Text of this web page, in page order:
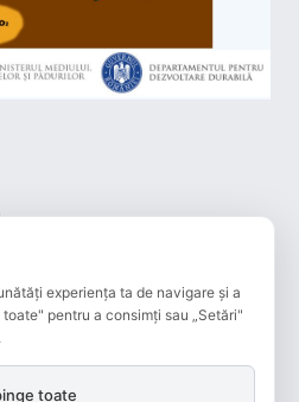
experiența ta de navigare și a
pentru a consimți sau „Setări"
toate